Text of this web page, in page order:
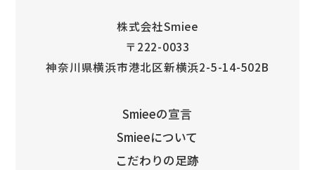
株式会社Smiee
〒222-0033
神奈川県横浜市港北区新横浜2-5-14-502B
Smieeの宣言
Smieeについて
こだわりの足跡